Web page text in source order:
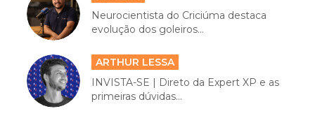
Neurocientista do Criciúma destaca
evolução dos goleiros...
ARTHUR LESSA
INVISTA-SE | Direto da Expert XP e as
primeiras dúvidas...